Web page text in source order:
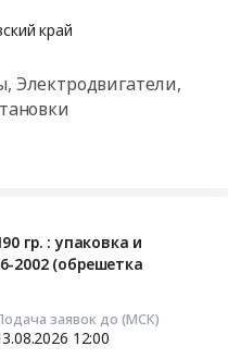
край
Электродвигатели,
гр. : упаковка и
2002 (обрешетка
заявок до (МСК)
12:00